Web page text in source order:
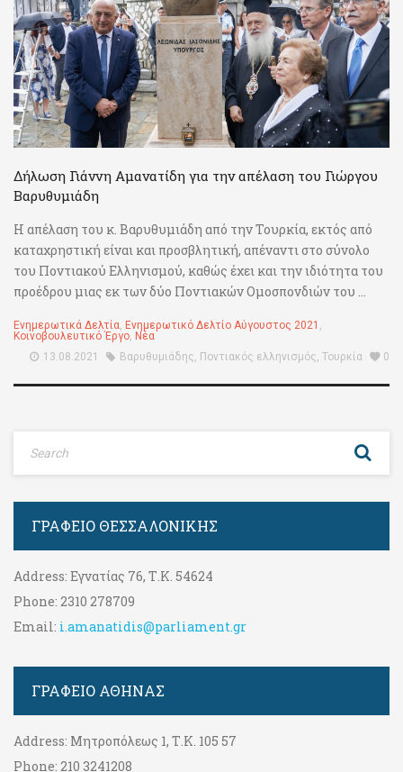
Δήλωση Γιάννη Αμανατίδη για την απέλαση του Γιώργου
Βαρυθυμιάδη
Η απέλαση του κ. Βαρυθυμιάδη από την Τουρκία, εκτός από
καταχρηστική είναι και προσβλητική, απέναντι στο σύνολο
του Ποντιακού Ελληνισμού, καθώς έχει και την ιδιότητα του
προέδρου μιας εκ των δύο Ποντιακών Ομοσπονδιών του ...
Ενημερωτικά Δελτία, Ενημερωτικό Δελτίο Αύγουστος 2021 ,
Κοινοβουλευτικό Έργο, Νέα
13.08.2021
Βαρυθυμιάδης, Ποντιακός ελληνισμός, Τουρκία 0
ΓΡΑΦΕΊΟ ΘΕΣΣΑΛΟΝΊΚΗΣ
Address: Εγνατίας 76, Τ.Κ. 54624
Phone: 2310 278709
Email: i.amanatidis@parliament.gr
ΓΡΑΦΕΊΟ ΑΘΉΝΑΣ
Address: Μητροπόλεως 1, Τ.Κ. 105 57
Phone: 210 3241208